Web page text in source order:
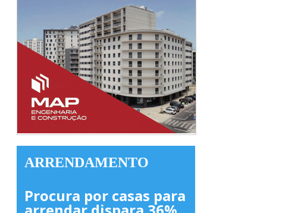
ARRENDAMENTO
Procura por casas para